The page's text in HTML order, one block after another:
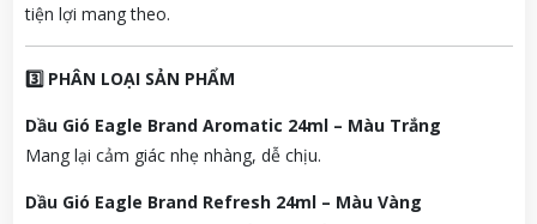
tiện lợi mang theo.
3️⃣ PHÂN LOẠI SẢN PHẨM
Dầu Gió Eagle Brand Aromatic 24ml – Màu Trắng
Mang lại cảm giác nhẹ nhàng, dễ chịu.
Dầu Gió Eagle Brand Refresh 24ml – Màu Vàng